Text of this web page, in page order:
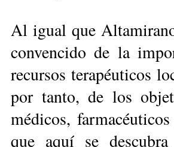
Al igual que
convencido de la
recursos terapéu­ticos
por tanto, de los
médicos,
que aquí se